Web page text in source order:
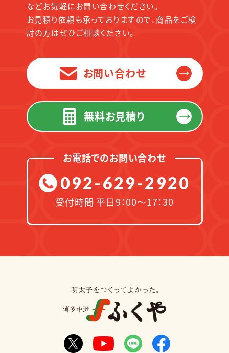
などお気軽にお問い合わせください。
お見積り依頼も承っておりますので、商品をご検
討の方はぜひご相談ください。
お問い合わせ
無料お見積り
お電話でのお問い合わせ
092-629-2920
受付時間 平日9：00～17：30